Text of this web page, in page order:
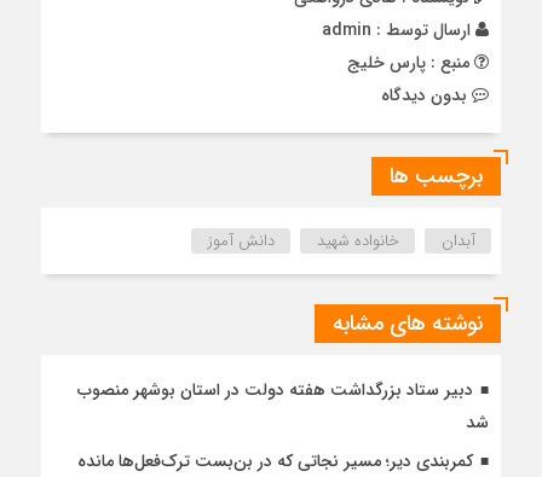
ارسال توسط : admin
منبع : پارس خلیج
بدون دیدگاه
برچسب ها
آبدان خانواده شهید دانش آموز
نوشته های مشابه
دبیر ستاد بزرگداشت هفته دولت در استان بوشهر منصوب
شد
کمربندی دیر؛ مسیر نجاتی که در بن‌بست ترک‌فعل‌ها مانده